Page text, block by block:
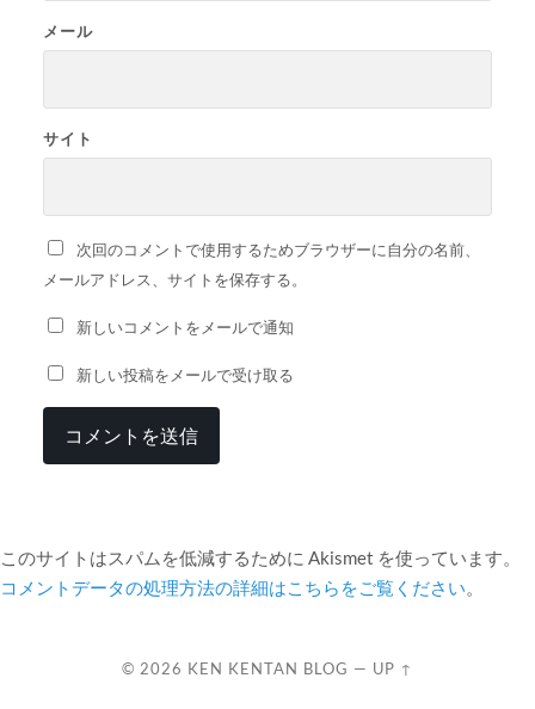
メール
サイト
次回のコメントで使用するためブラウザーに自分の名前、
メールアドレス、サイトを保存する。
新しいコメントをメールで通知
新しい投稿をメールで受け取る
このサイトはスパムを低減するために Akismet を使っています。
コメントデータの処理方法の詳細はこちらをご覧ください。
© 2026 KEN KENTAN BLOG — UP ↑